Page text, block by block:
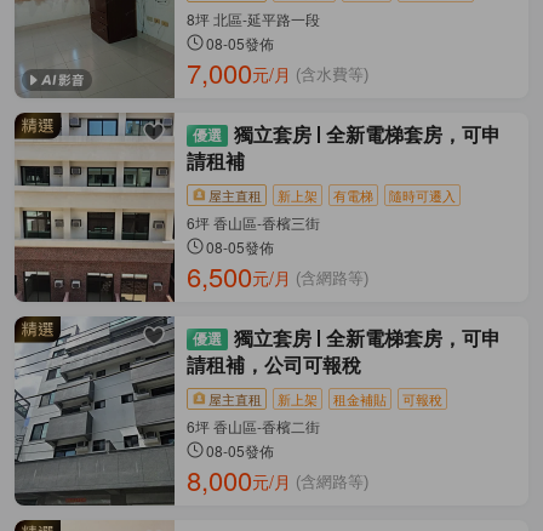
8坪 北區-延平路一段
08-05發佈
7,000元/月 (含水費等)
獨立套房
全新電梯套房，可申
請租補
屋主直租 新上架 有電梯 隨時可遷入
6坪 香山區-香檳三街
08-05發佈
6,500元/月 (含網路等)
獨立套房
全新電梯套房，可申
請租補，公司可報稅
屋主直租 新上架 租金補貼 可報稅
6坪 香山區-香檳二街
08-05發佈
8,000元/月 (含網路等)